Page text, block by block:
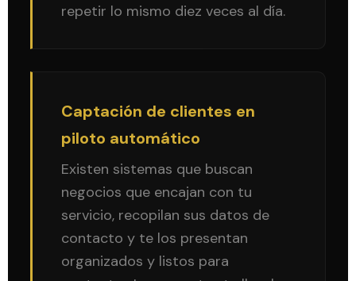
repetir lo mismo diez veces al día.
Captación de clientes en
piloto automático
Existen sistemas que buscan
negocios que encajan con tu
servicio, recopilan sus datos de
contacto y te los presentan
organizados y listos para